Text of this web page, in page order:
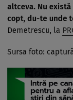
altceva. Nu
copt, du-te unde
Demetrescu, la
Sursa foto: